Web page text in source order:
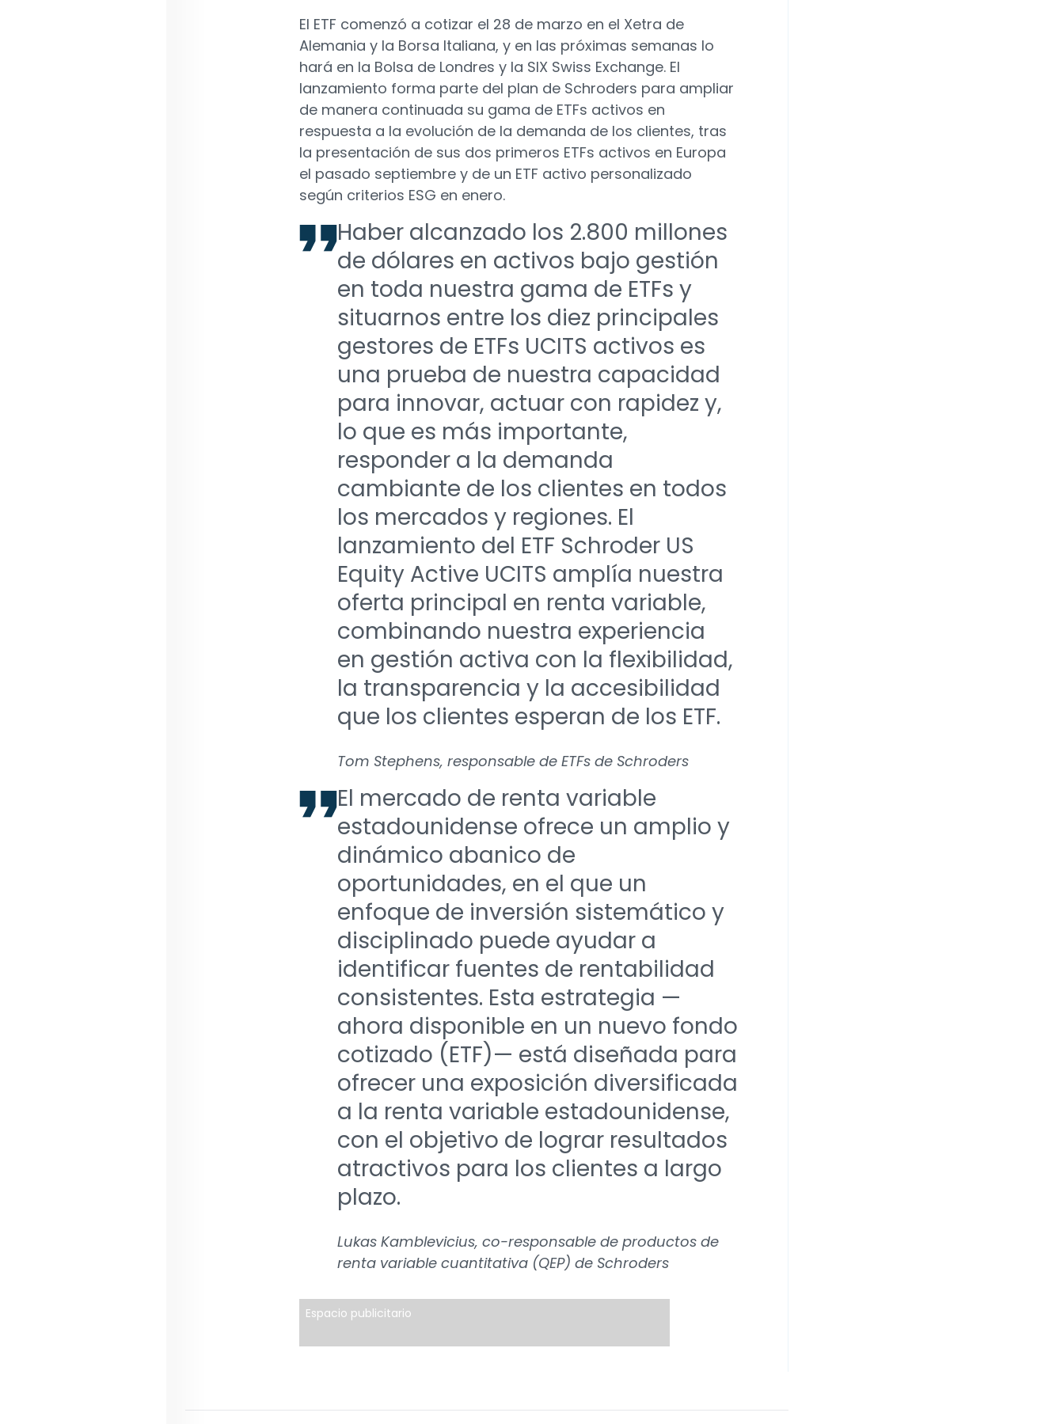
El ETF comenzó a cotizar el 28 de marzo en el Xetra de
Alemania y la Borsa Italiana, y en las próximas semanas lo
hará en la Bolsa de Londres y la SIX Swiss Exchange. El
lanzamiento forma parte del plan de Schroders para ampliar
de manera continuada su gama de ETFs activos en
respuesta a la evolución de la demanda de los clientes, tras
la presentación de sus dos primeros ETFs activos en Europa
el pasado septiembre y de un ETF activo personalizado
según criterios ESG en enero.
Haber alcanzado los 2.800 millones
de dólares en activos bajo gestión
en toda nuestra gama de ETFs y
situarnos entre los diez principales
gestores de ETFs UCITS activos es
una prueba de nuestra capacidad
para innovar, actuar con rapidez y,
lo que es más importante,
responder a la demanda
cambiante de los clientes en todos
los mercados y regiones. El
lanzamiento del ETF Schroder US
Equity Active UCITS amplía nuestra
oferta principal en renta variable,
combinando nuestra experiencia
en gestión activa con la flexibilidad,
la transparencia y la accesibilidad
que los clientes esperan de los ETF.
Tom Stephens, responsable de ETFs de Schroders
El mercado de renta variable
estadounidense ofrece un amplio y
dinámico abanico de
oportunidades, en el que un
enfoque de inversión sistemático y
disciplinado puede ayudar a
identificar fuentes de rentabilidad
consistentes. Esta estrategia —
ahora disponible en un nuevo fondo
cotizado (ETF)— está diseñada para
ofrecer una exposición diversificada
a la renta variable estadounidense,
con el objetivo de lograr resultados
atractivos para los clientes a largo
plazo.
Lukas Kamblevicius, co-responsable de productos de
renta variable cuantitativa (QEP) de Schroders
Espacio publicitario